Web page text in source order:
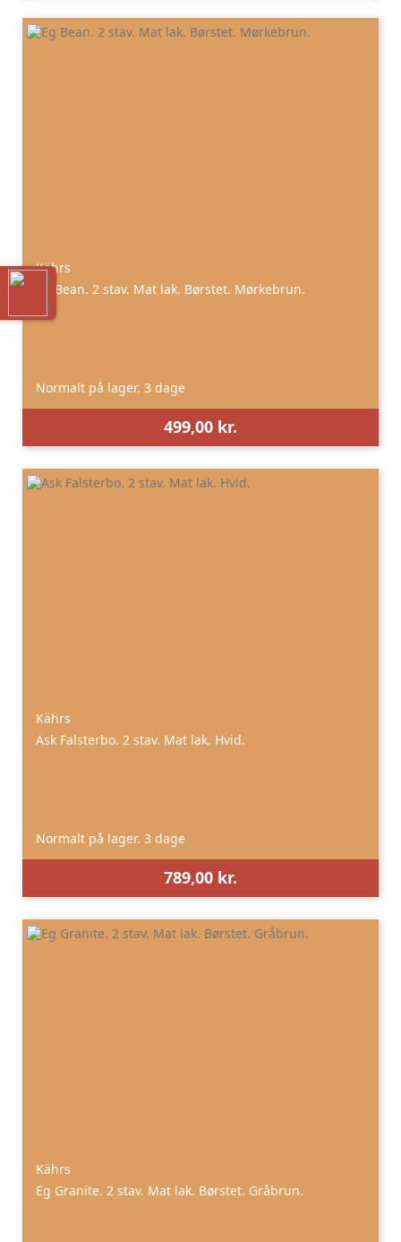
Kährs
Eg Bean. 2 stav. Mat lak. Børstet. Mørkebrun.
Normalt på lager. 3 dage
499,00 kr.
Kährs
Ask Falsterbo. 2 stav. Mat lak. Hvid.
Normalt på lager. 3 dage
789,00 kr.
Kährs
Eg Granite. 2 stav. Mat lak. Børstet. Gråbrun.